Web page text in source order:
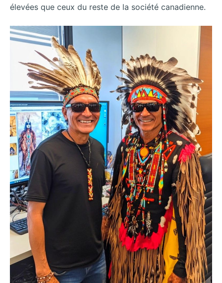
élevées que ceux du reste de la société canadienne.